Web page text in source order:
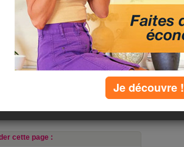
rechercher
:
Q R T U W X Y Z
cette page :
Je découvre !